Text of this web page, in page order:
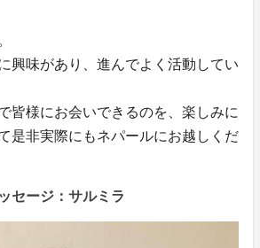
興味があり、進んでよく活動してい
皆様にお会いできるのを、楽しみに
是非実際にもネパールにお越しくだ
セージ：サルミラ